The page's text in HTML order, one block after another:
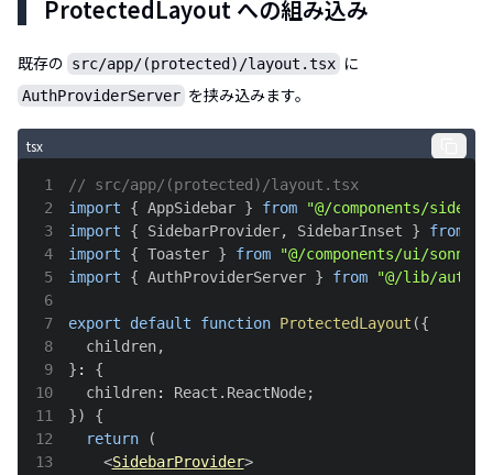
ProtectedLayout への組み込み
既存の src/app/(protected)/layout.tsx に
AuthProviderServer を挟み込みます。
tsx
1
// src/app/(protected)/layout.tsx
2
import { AppSidebar } from
"@/components/
3
import { SidebarProvider, SidebarInset } from
4
import { Toaster } from "@/components/ui/sonner"
5
import { AuthProviderServer } from
"@/lib/auth/
6
7
export default function ProtectedLayout ({
8
  children
,
9
} :
{
10
  children
: React . ReactNode;
11
})
{
12
return
(
13
<SidebarProvider>